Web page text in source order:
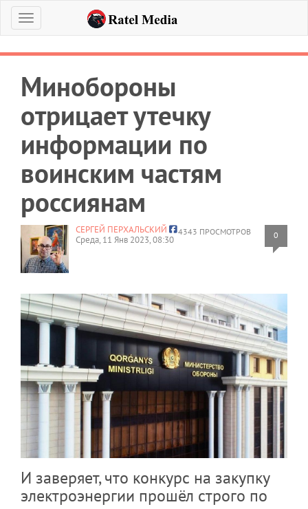
Меню
Минобороны
отрицает утечку
информации по
воинским частям
россиянам
4343 ПРОСМОТРОВ 0
СЕРГЕЙ ПЕРХАЛЬСКИЙ
Среда, 11 Янв 2023, 08:30
И заверяет, что конкурс на закупку
электроэнергии прошёл строго по